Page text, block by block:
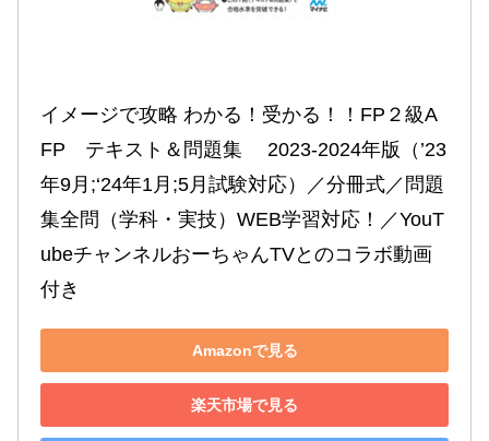
イメージで攻略 わかる！受かる！！FP２級A
FP　テキスト＆問題集　 2023-2024年版（’23
年9月;‘24年1月;5月試験対応）／分冊式／問題
集全問（学科・実技）WEB学習対応！／YouT
ubeチャンネルおーちゃんTVとのコラボ動画
付き
Amazonで見る
楽天市場で見る